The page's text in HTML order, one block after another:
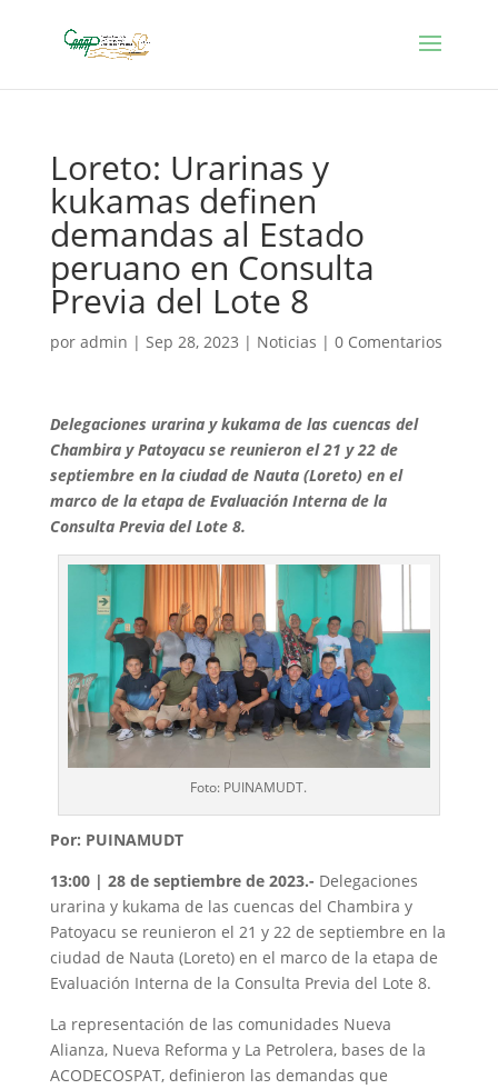
Loreto: Urarinas y
kukamas definen
demandas al Estado
peruano en Consulta
Previa del Lote 8
por admin | Sep 28, 2023 | Noticias | 0 Comentarios
Delegaciones urarina y kukama de las cuencas del
Chambira y Patoyacu se reunieron el 21 y 22 de
septiembre en la ciudad de Nauta (Loreto) en el
marco de la etapa de Evaluación Interna de la
Consulta Previa del Lote 8.
Foto: PUINAMUDT.
Por: PUINAMUDT
13:00 | 28 de septiembre de 2023.- Delegaciones
urarina y kukama de las cuencas del Chambira y
Patoyacu se reunieron el 21 y 22 de septiembre en la
ciudad de Nauta (Loreto) en el marco de la etapa de
Evaluación Interna de la Consulta Previa del Lote 8.
La representación de las comunidades Nueva
Alianza, Nueva Reforma y La Petrolera, bases de la
ACODECOSPAT, definieron las demandas que